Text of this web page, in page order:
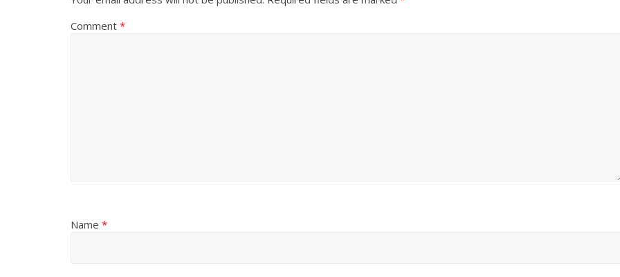
Comment *
Name *